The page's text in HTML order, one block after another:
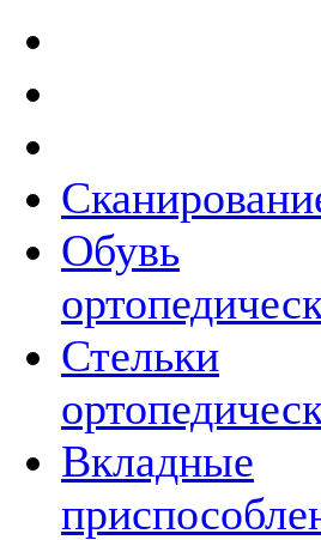
Обувь
Стельки
Вкладные